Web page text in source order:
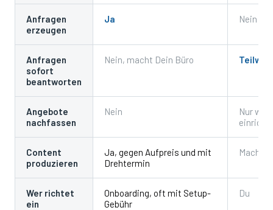
Anfragen
erzeugen
Ja Nein
Anfragen
sofort
beantworten
Nein, macht Dein Büro
Angebote
nachfassen
Nein
Nur
Content
produzieren
Ja, gegen Aufpreis und mit
Drehtermin
Machst
Wer richtet
ein
Onboarding, oft mit Setup-
Gebühr
Du